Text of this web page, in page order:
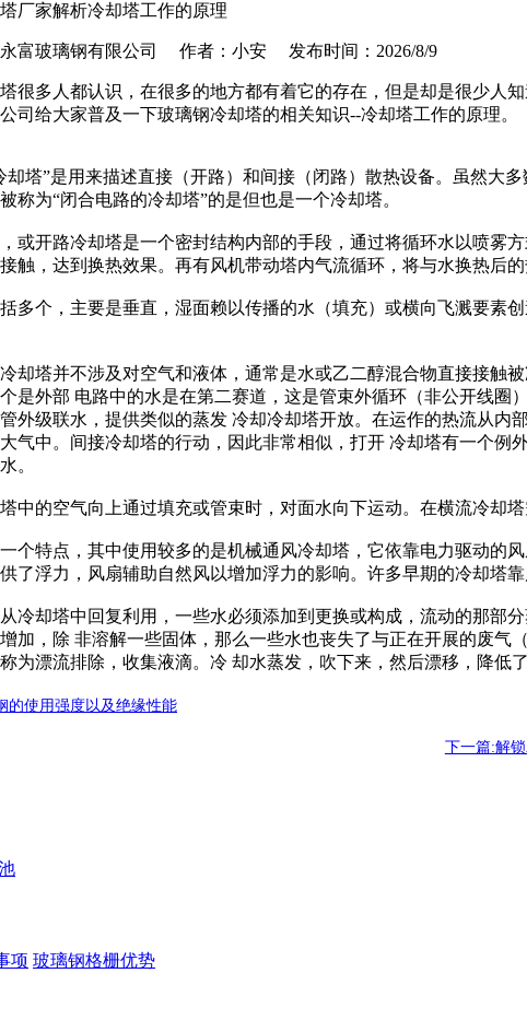
厂家解析冷却塔工作的原理
富玻璃钢有限公司 作者：小安 发布时间：2026/8/9
很多人都认识，在很多的地方都有着它的存在，但是却是很少人
司给大家普及一下玻璃钢冷却塔的相关知识--冷却塔工作的原理。
却塔”是用来描述直接（开路）和间接（闭路）散热设备。虽然大
称为“闭合电路的冷却塔”的是但也是一个冷却塔。
或开路冷却塔是一个密封结构内部的手段，通过将循环水以喷雾
触，达到换热效果。再有风机带动塔内气流循环，将与水换热后的
多个，主要是垂直，湿面赖以传播的水（填充）或横向飞溅要素
却塔并不涉及对空气和液体，通常是水或乙二醇混合物直接接触
是外部 电路中的水是在第二赛道，这是管束外循环（非公开线
外级联水，提供类似的蒸发 冷却冷却塔开放。在运作的热流从
气中。间接冷却塔的行动，因此非常相似，打开 冷却塔有一个例
。
中的空气向上通过填充或管束时，对面水向下运动。在横流冷却
个特点，其中使用较多的是机械通风冷却塔，它依靠电力驱动的
了浮力，风扇辅助自然风以增加浮力的影响。许多早期的冷却塔靠
冷却塔中回复利用，一些水必须添加到更换或构成，流动的那部
加，除 非溶解一些固体，那么一些水也丧失了与正在开展的废气
为漂流排除，收集液滴。冷 却水蒸发，吹下来，然后漂移，降低
的使用强度以及绝缘性能
下一篇:解
项 玻璃钢格栅优势